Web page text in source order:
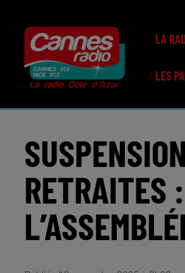
LA
LES
RETRAITES